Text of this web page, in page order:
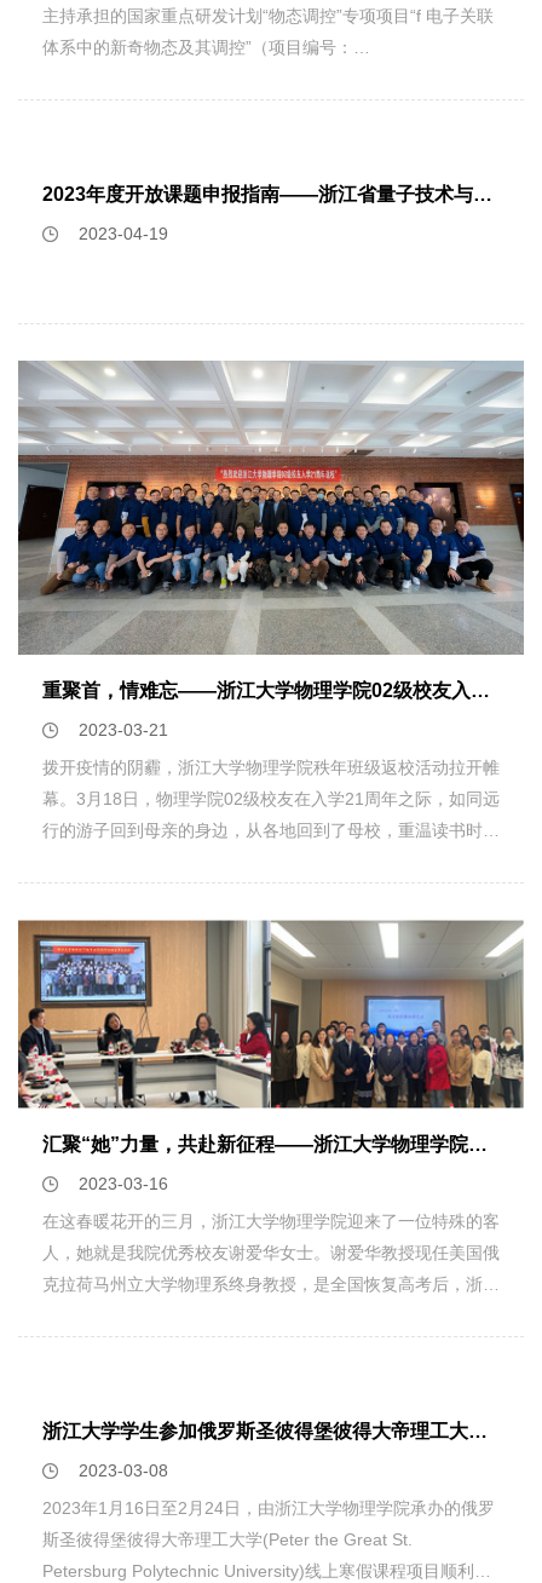
了“光场调控、传输及其应用”专题（2016）和“光场调控、传
专局111引智基地、教育部“卓青”计划、山东省自然科学基金
们记挂深念。王凯介绍完学院情况之后，还为各位校友颁发了
入学65周年荣誉证书。58级全体学生共同祝愿母校蒸蒸日
明天！
主持承担的国家重点研发计划“物态调控”专项项目“f 电子关联
体系中的新奇物态及其调控”（项目编号：
科学基金委副主任、北京大学谢心澄院士、南京大学邢定钰院
士、中国科学院大学张富春教授、中科院物理所向涛院士和王
和林海青院士、北京大学王楠林教授、山西大学贾锁堂教授。
科技部高技术发展研究中心和浙江大学的相关领导出席了项目
启动会。项目组成员30余人参加了此次会议。 校长杜江峰
院士致欢迎辞，感谢科技部和同行专家们对浙江大学的长期支
持，对物理学院近年来承担国家重大科研项目进行了充分肯
定，并勉励项目组成员勇于探索，争取重大原创性研究成果。
科技部高技术发展研究中心墨宏山处长对两个项目的立项表示
祝贺，并就项目的实施提出了具体建议和要求，希望两个项目
能聚焦关键科学问题，做出系统性的理解。 会上，项目首
席科学家袁辉球教授和游建强教授分别就两个项目的基本情况
做了简单介绍，各课题组长就课题研究背景、研究目标、研究
内容、技术路线等进行了汇报。随后，与会专家分别做了细致
方案提出了宝贵的意见。 袁辉球教授牵头的“f 电子关联体
系中的新奇物态及其调控”项目将围绕f电子关联体系中的低维
电子态、超导与量子相变、关联/磁性拓扑物态及其微观机理
等重要科学问题，采用压力、磁场、维度、阻挫、电场等调控
破。游建强教授牵头的“微波腔与超导人工原子和固体元激发
强耦合体系的物态调控”项目，将围绕光与物质强耦合领域的
重要基础和应用科学问题，开展深入研究，系统阐明强耦合体
系的物态调控机理、方法和技术。基于微波腔及其耦合阵列、
超导人工原子、磁振子和表面等离激元等物理系统，结合超强
耦合效应、非厄米物理和拓扑物理，开展强耦合区域下的物态
授和游建强教授领衔的研究团队分别在重费米子体系和固体混
合量子体系的演生量子态及其调控等方面取得了系列重要原创
性研究成果。这次新立项的两个项目将在前期基础上开展更深
层次的研究，旨在解决复杂体系研究中的一些关键科学和技术
问题，促进新的物理现象与规律的发现，导致新原理器件的产
际影响力，培养一批优秀的青年人才。
2023年度开放课题申报指南――浙江省量子技术与器件重点实验室
2023-04-19
重聚首，情难忘――浙江大学物理学院02级校友入校21周年返校活动顺利进行
2023-03-21
拨开疫情的阴霾，浙江大学物理学院秩年班级返校活动拉开帷
幕。3月18日，物理学院02级校友在入学21周年之际，如同远
行的游子回到母亲的身边，从各地回到了母校，重温读书时
02级校友们积极主动举办这次聚会，还精心设计了饱含情谊
的纪念品送给每一位同学。难忘母校，更难忘的是求学路上的
师生情，校友们特意邀请了学院领导党委副书记邹安川和当年
的任课老师叶高翔老师、方本民老师、金洪英老师参加。邹安
川老师向校友们介绍了物理学院历史、现状以及未来的发展规
划，指出校友是学院最宝贵的财富，是学院办学最重要的体
现，校友与母院是情感共同体、事业共同体、发展共同体，引
起了校友们的强烈共鸣。三位老师老师回忆了当年作为他们任
课老师时和同学们的宝贵回忆，勾起了同学们对于当年趣事的
观，在学园老师和志愿者的带领下重温当年一起吃住的小天
为学院和学校近年来的发展所惊喜，为物理学院以及整个浙大
的未来祝福！让我们一起期待下一次的重逢，更期待更多的学
汇聚“她”力量，共赴新征程——浙江大学物理学院优秀校友返校活动暨77级校友活动
2023-03-16
在这春暖花开的三月，浙江大学物理学院迎来了一位特殊的客
人，她就是我院优秀校友谢爱华女士。谢爱华教授现任美国俄
克拉荷马州立大学物理系终身教授，是全国恢复高考后，浙江
的主席等职务。桃李满天下的谢教授是一位十分值得尊敬的学
者。此次谢教授回到母院，先是举办了主题为“谈女性的事业
与生活”的沙龙活动，谢教授向到会的女教师和女同学们讲述
自已一生不易却励志的求学、立业的人生路程，鼓励大家要勇
于突破性别的鸿沟，仰望星空，追逐自己的梦想。谢老师分享
浙江大学学生参加俄罗斯圣彼得堡彼得大帝理工大学线上寒假课程项目
2023-03-08
2023年1月16日至2月24日，由浙江大学物理学院承办的俄罗
斯圣彼得堡彼得大帝理工大学(Peter the Great St.
Petersburg Polytechnic University)线上寒假课程项目顺利举